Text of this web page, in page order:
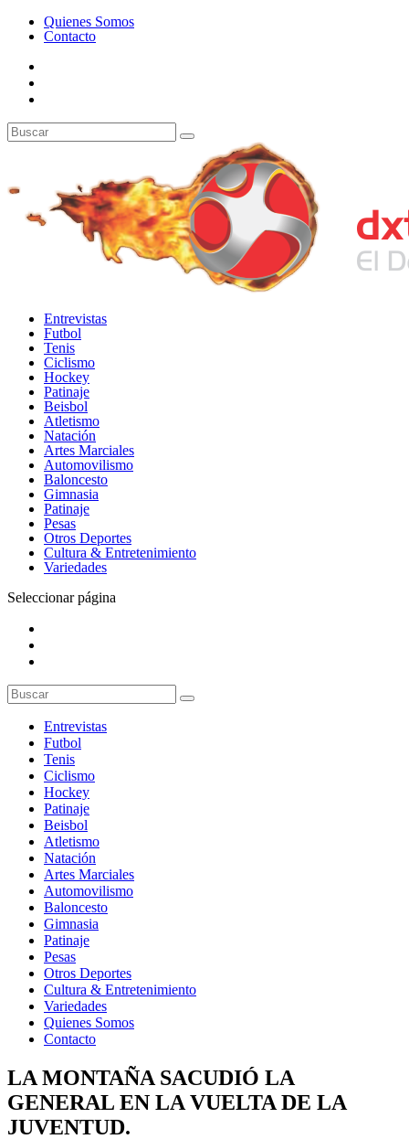
Quienes Somos
Contacto
Entrevistas
Futbol
Tenis
Ciclismo
Hockey
Patinaje
Beisbol
Atletismo
Natación
Artes Marciales
Automovilismo
Baloncesto
Gimnasia
Patinaje
Pesas
Otros Deportes
Cultura & Entretenimiento
Variedades
Seleccionar página
Entrevistas
Futbol
Tenis
Ciclismo
Hockey
Patinaje
Beisbol
Atletismo
Natación
Artes Marciales
Automovilismo
Baloncesto
Gimnasia
Patinaje
Pesas
Otros Deportes
Cultura & Entretenimiento
Variedades
Quienes Somos
Contacto
LA MONTAÑA SACUDIÓ LA
GENERAL EN LA VUELTA DE LA
JUVENTUD.